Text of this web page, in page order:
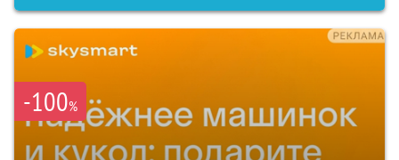
-100%